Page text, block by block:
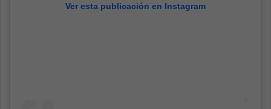
Ver esta publicación en Instagram